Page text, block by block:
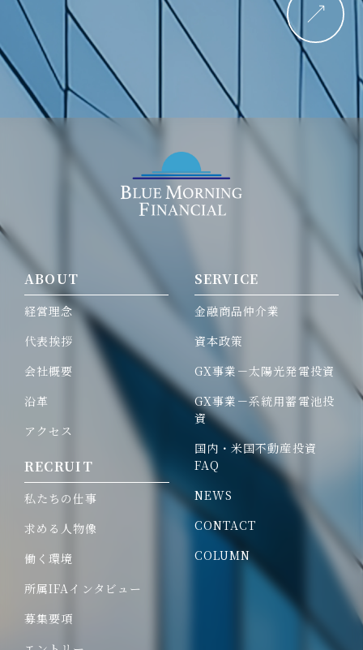
ABOUT
経営理念
代表挨拶
会社概要
沿革
アクセス
SERVICE
金融商品仲介業
資本政策
GX事業－太陽光発電投資
GX事業－系統用蓄電池投
資
国内・ 米国不動産投資
RECRUIT
私たちの仕事
求める人物像
働く環境
所属IFAインタビュー
募集要項
FAQ
NEWS
CONTACT
COLUMN